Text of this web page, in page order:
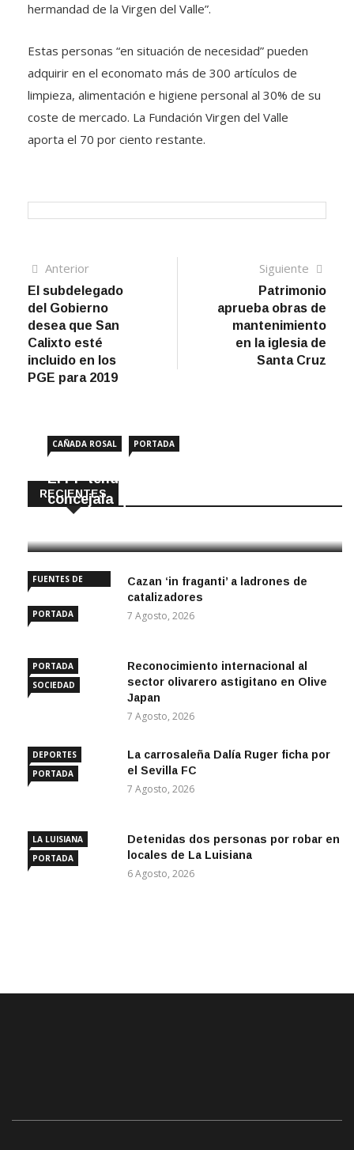
hermandad de la Virgen del Valle”.
Estas personas “en situación de necesidad” pueden
adquirir en el economato más de 300 artículos de
limpieza, alimentación e higiene personal al 30% de su
coste de mercado. La Fundación Virgen del Valle
aporta el 70 por ciento restante.
Navegación
de
entradas
AnteriorArtículo
anterior
El subdelegado
del Gobierno
desea que San
Calixto esté
incluido en los
PGE para 2019
Siguiente
Patrimonio
aprueba obras de
mantenimiento
en la iglesia de
Santa Cruz
RECIENTES
CAÑADA ROSAL PORTADA
El PP tendrá en Cañada Rosal una
concejala que no iba en la lista
FUENTES DE
PORTADA
Cazan ‘in fraganti’ a ladrones de
catalizadores
7 Agosto, 2026
PORTADA
SOCIEDAD
Reconocimiento internacional al
sector olivarero astigitano en Olive
Japan
7 Agosto, 2026
DEPORTES
PORTADA
La carrosaleña Dalía Ruger ficha por
el Sevilla FC
7 Agosto, 2026
LA LUISIANA
PORTADA
Detenidas dos personas por robar en
locales de La Luisiana
6 Agosto, 2026